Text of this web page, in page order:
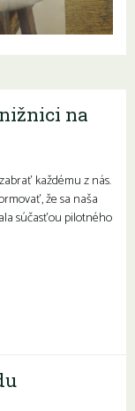
na
každému z nás.
že sa naša
súčasťou pilotného